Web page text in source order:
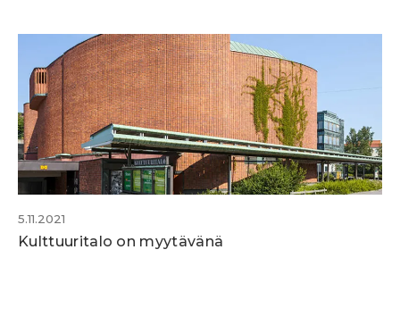
5.11.2021
Kulttuuritalo on myytävänä